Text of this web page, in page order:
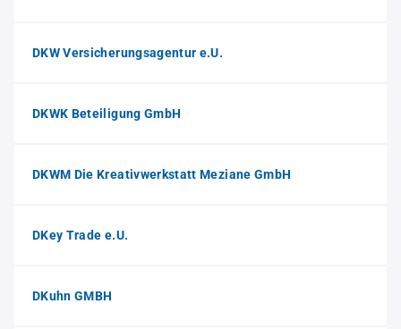
DKW Versicherungsagentur e.U.
DKWK Beteiligung GmbH
DKWM Die Kreativwerkstatt Meziane GmbH
DKey Trade e.U.
DKuhn GMBH